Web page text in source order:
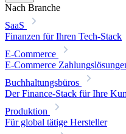
Nach Branche
SaaS
Finanzen für Ihren Tech-Stack
E-Commerce
E-Commerce
Buchhaltungsbüros
Der Finance-Stack für Ihre
Produktion
Für global tätige Hersteller